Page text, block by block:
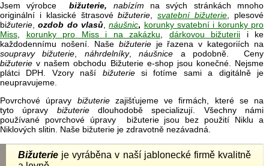
Jsem výrobce bižuterie, nabízím na svých stránkách mnoho
originální i klasické štrasovébižuterie ,svatební bižuterie , plesové
bižuterie ,ozdob do vlasů ,náušnic, korunky svatební i korunky pro
Miss
korunky pro Miss i na zakázku dárkovou bižuterii i ke
každodennímu nošení. Naše bižuterieje řazena v kategoriích na
soupravy bižuterie
náhrdelníky,náušnice a podobně. Ceny
bižuterie v našem obchodu Bižuterie e-shop jsou konečné. Nejsme
plátci DPH. Vzory naší bižuteriesi fotíme sami a digitálně je
neupravujeme.
Povrchové úpravy bižuteriezajišťujeme ve firmách, které se na
tyto úpravy bižuteriedlouhodobě specializují. Všechny námi
používané povrchové úpravy bižuterie jsou bez použití Niklu a
Niklových slitin. Naše bižuterie je zdravotně nezávadná.
Bižuterie je vyráběna v naší jablonecké firmě kvalitně